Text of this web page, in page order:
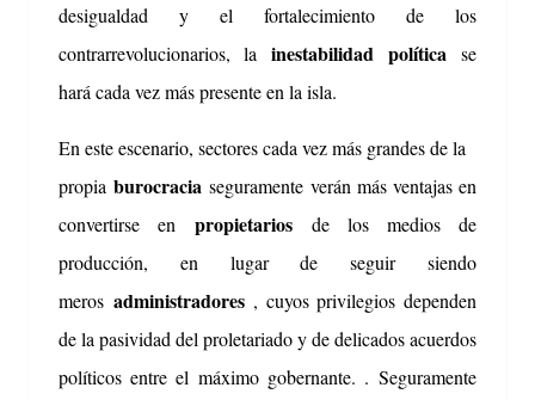
desigualdad y el fortalecimiento de los
contrarrevolucionarios, la inestabilidad política se
hará cada vez más presente en la isla.
En este escenario, sectores cada vez más grandes de la
propiaburocracia seguramente verán más ventajas en
convertirse en propietarios de los medios de
producción, en lugar de seguir siendo
meros administradores, cuyos privilegios dependen
de la pasividad del proletariado y de delicados acuerdos
políticos entre el máximo gobernante. . Seguramente